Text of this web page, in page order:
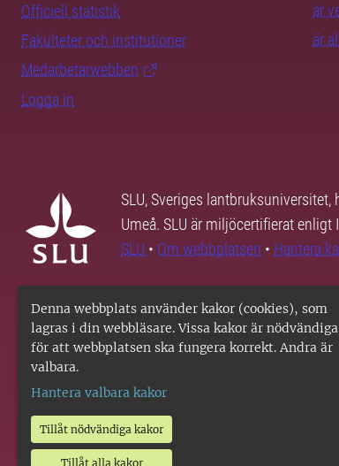
Denna webbplats använder kakor (cookies), som
lagras i din webbläsare. Vissa kakor är nödvändiga
för att webbplatsen ska fungera korrekt. Andra är
valbara.
Hantera valbara kakor
Tillåt nödvändiga kakor
Tillåt alla kakor
Officiell statistik
Fakulteter och institutioner
Medarbetarwebben
Logga in
är
är
SLU, Sveriges
Umeå. SLU är miljöcertifierat enligt
SLU • Om webbplatsen • Hantera